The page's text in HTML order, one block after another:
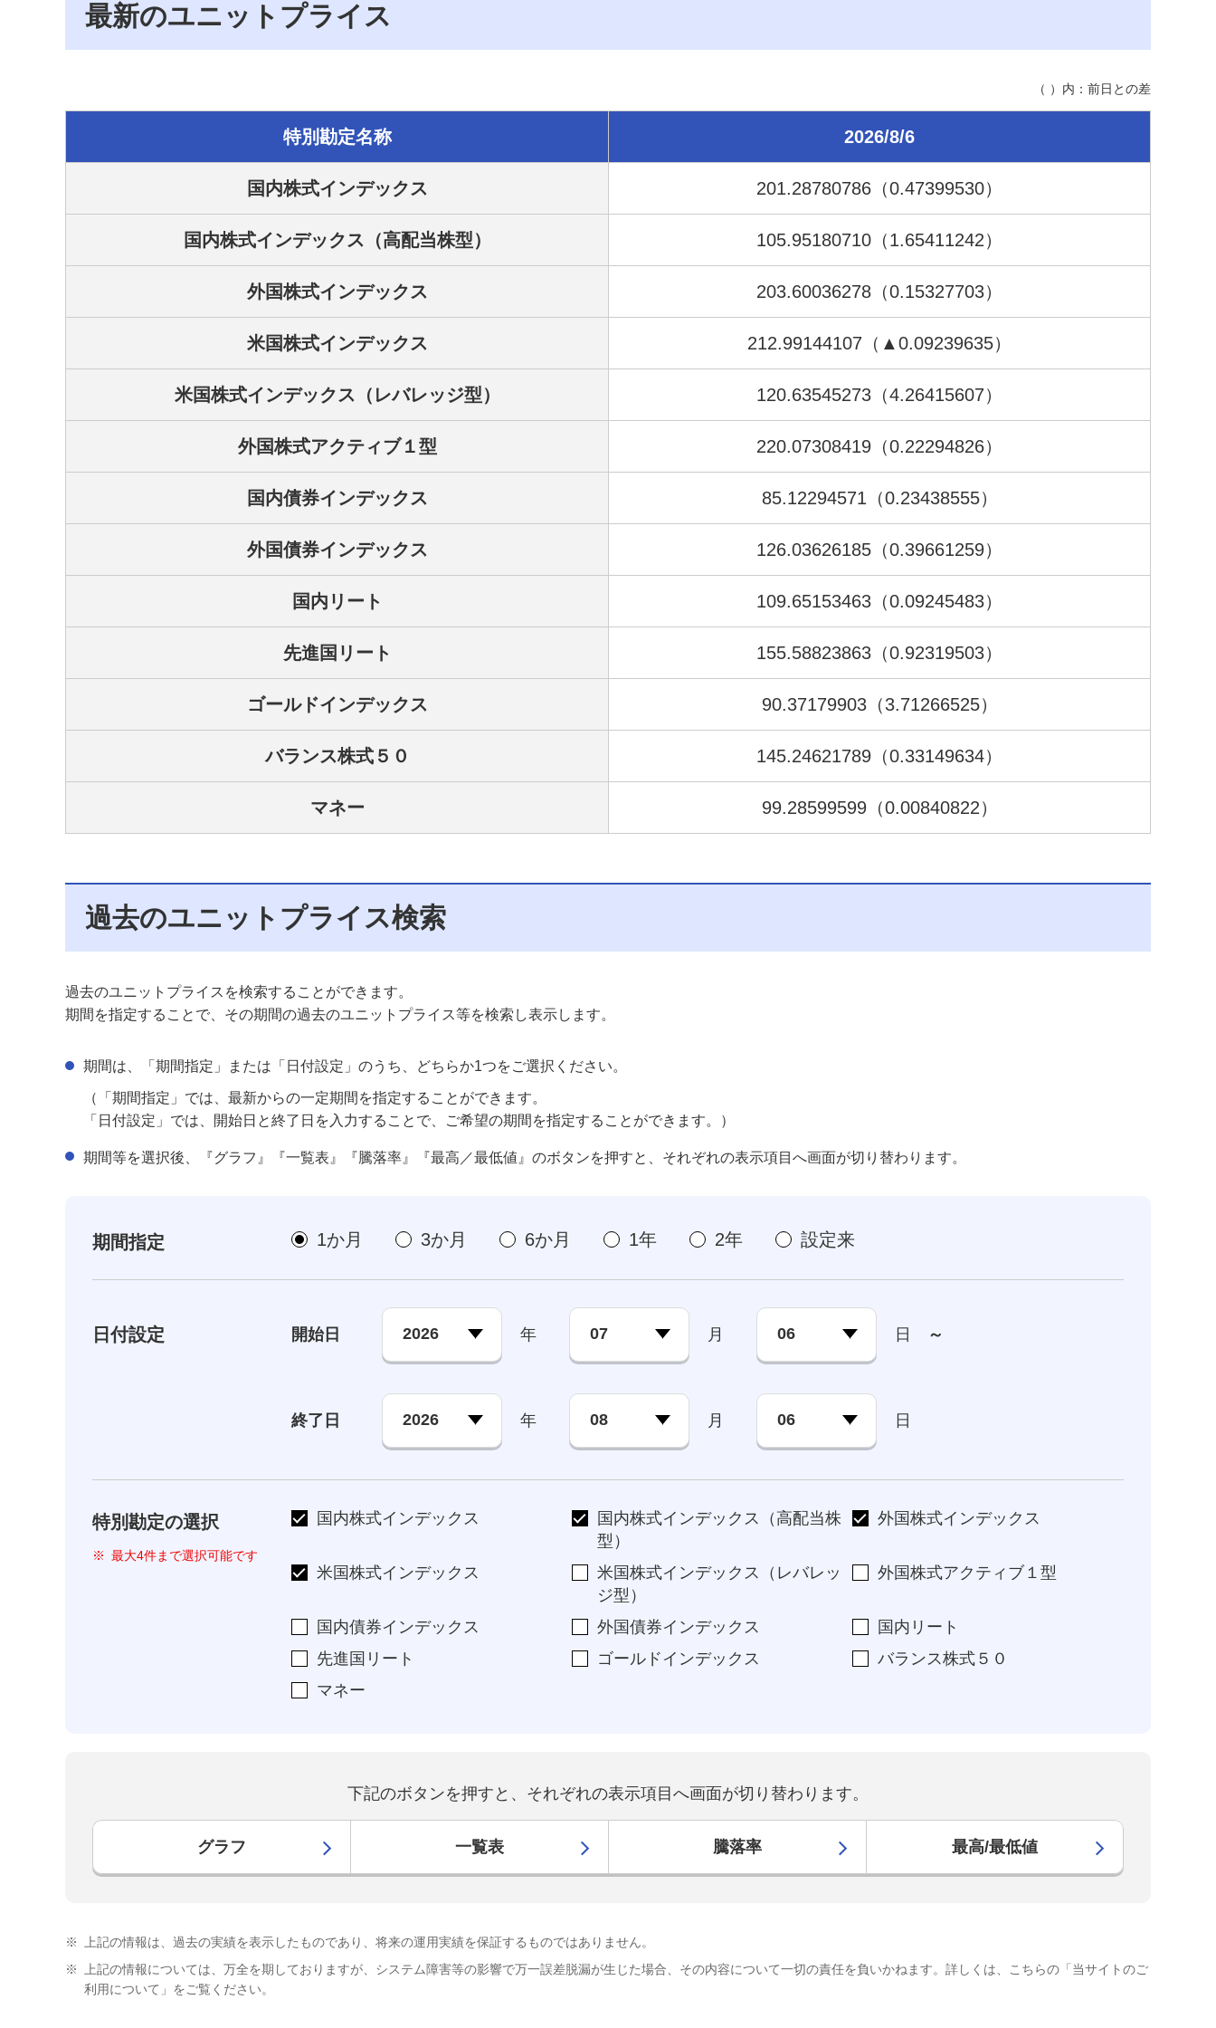
最新のユニットプライス
（ ）内：前日との差
特別勘定名称 2026/8/6
国内株式インデックス 201.28780786 （0.47399530）
国内株式インデックス（高配当株型） 105.95180710 （1.65411242）
外国株式インデックス 203.60036278 （0.15327703）
米国株式インデックス 212.99144107 （▲0.09239635）
米国株式インデックス（レバレッジ型） 120.63545273 （4.26415607）
外国株式アクティブ１型 220.07308419 （0.22294826）
国内債券インデックス 85.12294571 （0.23438555）
外国債券インデックス 126.03626185 （0.39661259）
国内リート 109.65153463 （0.09245483）
先進国リート 155.58823863 （0.92319503）
ゴールドインデックス 90.37179903（3.71266525）
バランス株式５０ 145.24621789 （0.33149634）
マネー 99.28599599（0.00840822）
過去のユニットプライス検索
過去のユニットプライスを検索することができます。
期間を指定することで、その期間の過去のユニットプライス等を検索し表示します。
期間は、「期間指定」または「日付設定」のうち、どちらか1つをご選択ください。
（「期間指定」では、最新からの一定期間を指定することができます。
「日付設定」では、開始日と終了日を入力することで、ご希望の期間を指定することができます。）
期間等を選択後、『グラフ』『一覧表』『騰落率』『最高／最低値』のボタンを押すと、それぞれの表示項目へ画面が切り替わります。
期間指定 1か月 3か月 6か月 1年 2年 設定来
日付設定 開始日 年 月 日 ～
終了日 年 月 日
特別勘定の選択
※ 最大4件まで選択可能です
国内株式インデックス
国内株式インデックス（高配当株
型）
外国株式インデックス
米国株式インデックス
米国株式インデックス（レバレッ
ジ型）
外国株式アクティブ１型
国内債券インデックス 外国債券インデックス
国内リート
先進国リート
ゴールドインデックス
バランス株式５０
マネー
下記のボタンを押すと、それぞれの表示項目へ画面が切り替わります。
グラフ 一覧表 騰落率 最高/最低値
※
上記の情報は、過去の実績を表示したものであり、将来の運用実績を保証するものではありません。
※
上記の情報については、万全を期しておりますが、システム障害等の影響で万一誤差脱漏が生じた場合、その内容について一切の責任を負いかねます。詳しくは、こちらの「当サイトのご
利用について」をご覧ください。